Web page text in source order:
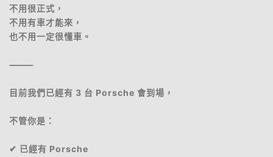
不用很正式，
不用有車才能來，
也不用一定很懂車。
⸻
目前我們已經有 3 台 Porsche 會到場，
不管你是：
✔ 已經有 Porsche